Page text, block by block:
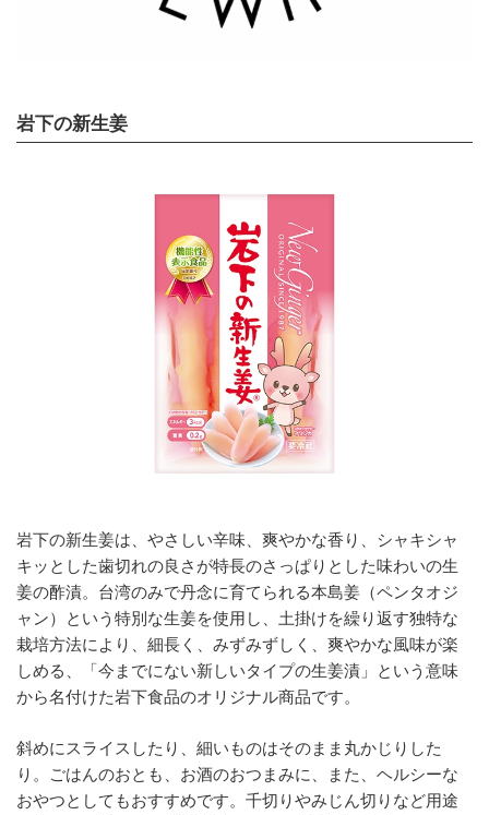
岩下の新生姜
岩下の新生姜は、やさしい辛味、爽やかな香り、シャキシャ
キッとした歯切れの良さが特長のさっぱりとした味わいの生
姜の酢漬。台湾のみで丹念に育てられる本島姜（ペンタオジ
ャン）という特別な生姜を使用し、土掛けを繰り返す独特な
栽培方法により、細長く、みずみずしく、爽やかな風味が楽
しめる、「今までにない新しいタイプの生姜漬」という意味
から名付けた岩下食品のオリジナル商品です。
斜めにスライスしたり、細いものはそのまま丸かじりした
り。ごはんのおとも、お酒のおつまみに、また、ヘルシーな
おやつとしてもおすすめです。千切りやみじん切りなど用途